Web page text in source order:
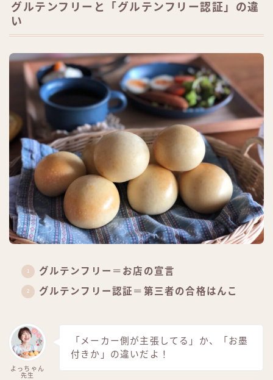
グルテンフリーと「グルテンフリー認証」の違
い
グルテンフリー ＝ お店の宣言
グルテンフリー認証 ＝ 第三者の合格はんこ
よっちゃん
先生
「メーカー側が主張してる」か、「お墨
付きか」の違いだよ！